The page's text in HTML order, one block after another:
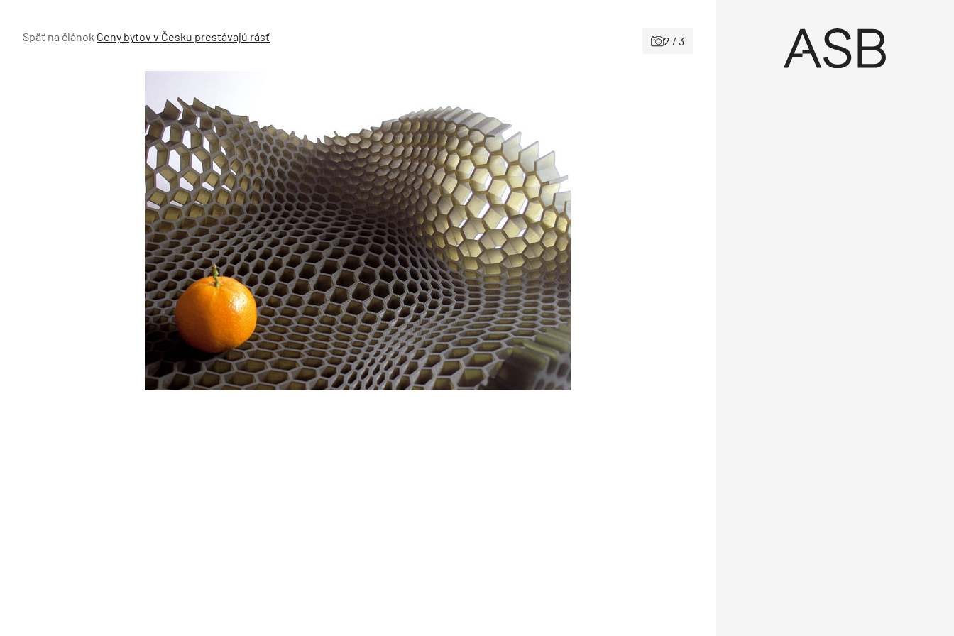
Späť na článok Ceny bytov v Česku prestávajú rásť 2 / 3